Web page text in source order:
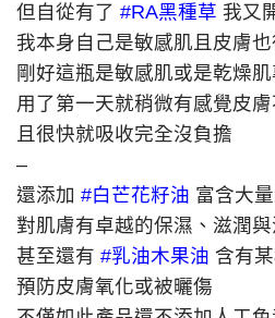
但自從有了 #RA黑種草 我又
我本身自己是敏感肌且皮膚
剛好這瓶是敏感肌或是乾燥肌
用了第一天就稍微有感覺皮
且很快就吸收完全沒負擔
–
還添加 #白芒花籽油 富含大
對肌膚有卓越的保濕、滋潤與
甚至還有 #乳油木果油 含有
預防皮膚氧化或被曬傷